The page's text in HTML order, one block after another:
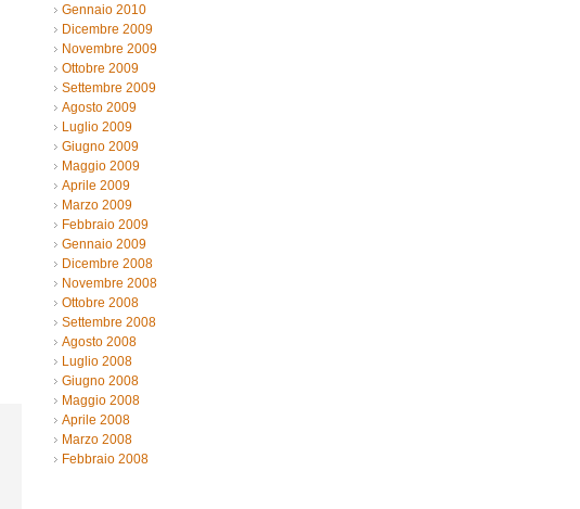
Gennaio 2010
Dicembre 2009
Novembre 2009
Ottobre 2009
Settembre 2009
Agosto 2009
Luglio 2009
Giugno 2009
Maggio 2009
Aprile 2009
Marzo 2009
Febbraio 2009
Gennaio 2009
Dicembre 2008
Novembre 2008
Ottobre 2008
Settembre 2008
Agosto 2008
Luglio 2008
Giugno 2008
Maggio 2008
Aprile 2008
Marzo 2008
Febbraio 2008